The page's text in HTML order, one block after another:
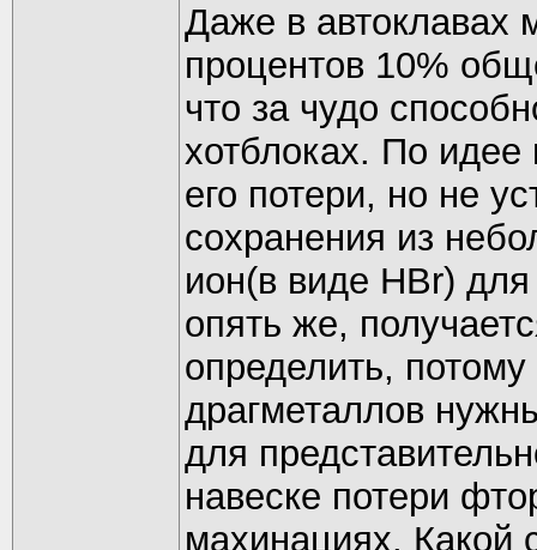
Даже в автоклавах
процентов 10%
что за чудо
хотблоках. По
его потери, но не
сохранения из
ион(в виде HBr)
опять же,
определить,
драгметаллов
для
навеске потери
махинациях. Какой